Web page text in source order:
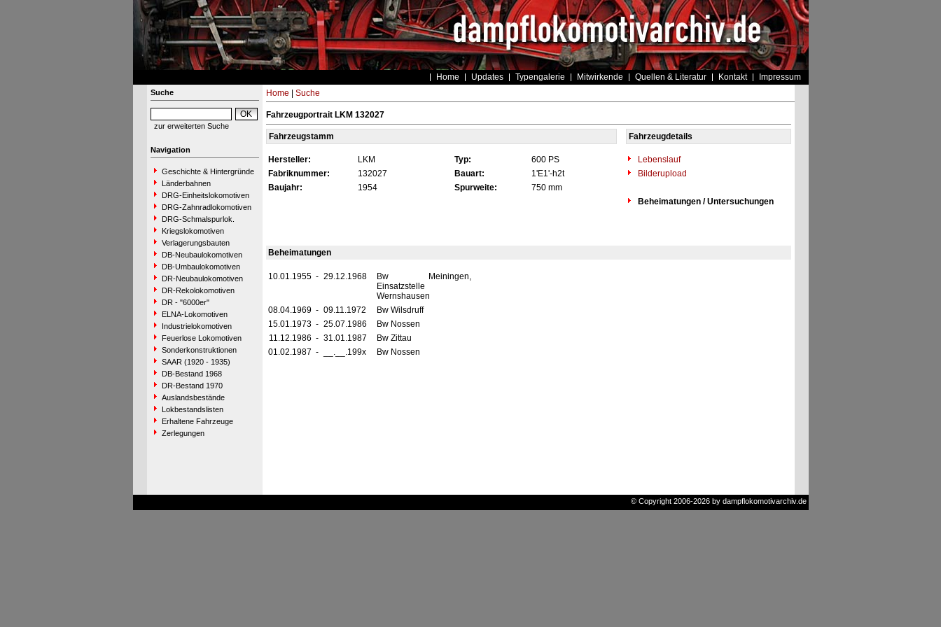
Home Updates Typengalerie Mitwirkende Quellen & Literatur Kontakt Impressum
Suche
zur erweiterten Suche
Navigation
Geschichte & Hintergründe
Länderbahnen
DRG-Einheitslokomotiven
DRG-Zahnradlokomotiven
DRG-Schmalspurlok.
Kriegslokomotiven
Verlagerungsbauten
DB-Neubaulokomotiven
DB-Umbaulokomotiven
DR-Neubaulokomotiven
DR-Rekolokomotiven
DR - "6000er"
ELNA-Lokomotiven
Industrielokomotiven
Feuerlose Lokomotiven
Sonderkonstruktionen
SAAR (1920 - 1935)
DB-Bestand 1968
DR-Bestand 1970
Auslandsbestände
Lokbestandslisten
Erhaltene Fahrzeuge
Zerlegungen
Home Suche
Fahrzeugportrait LKM 132027
Fahrzeugstamm Fahrzeugdetails
Hersteller: LKM Typ: 600 PS
Lebenslauf
Fabriknummer:
132027 Bauart: 1'E1'-h2t
Bilderupload
Baujahr:
1954 Spurweite:
750 mm
Beheimatungen / Untersuchungen
Beheimatungen
10.01.1955 - 29.12.1968
Bw Meiningen,
Einsatzstelle
Wernshausen
08.04.1969 - 09.11.1972
Bw Wilsdruff
15.01.1973 - 25.07.1986
Bw Nossen
11.12.1986 - 31.01.1987
Bw Zittau
01.02.1987 - __.__.199x Bw Nossen
© Copyright 2006-2026 by dampflokomotivarchiv.de